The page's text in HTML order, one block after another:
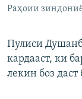
Раҳоии
Пулиси
кардааст, ки
лекин боз даст